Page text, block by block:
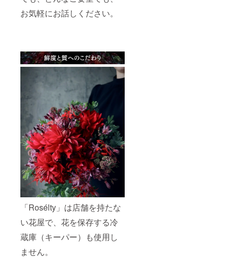
お気軽にお話しください。
「Rosélty」は店舗を持たな
い花屋で、花を保存する冷
蔵庫（キーパー）も使用し
ません。